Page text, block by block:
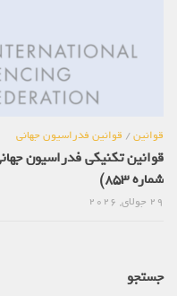
قوانین/ قوانین فدراسیون جهانی
شماره 853)
29 جولای, 2026
جستجو